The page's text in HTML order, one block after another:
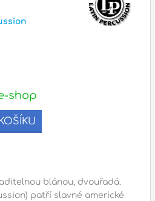
shop
blánou, dvouřadá.
patří slavné americké